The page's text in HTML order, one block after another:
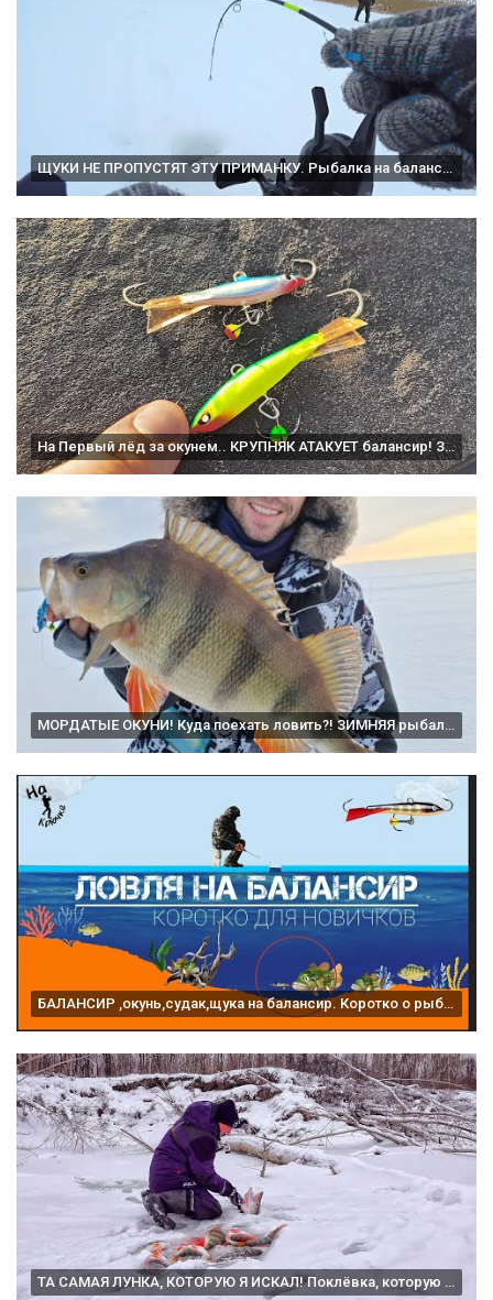
ЩУКИ НЕ ПРОПУСТЯТ ЭТУ ПРИМАНКУ. Рыбалка на балансир в глухозимье на малой реке
На Первый лёд за окунем.. КРУПНЯК АТАКУЕТ балансир! Зимняя рыбалка 2023
МОРДАТЫЕ ОКУНИ! Куда поехать ловить?! ЗИМНЯЯ рыбалка на балансиры, ОГРОМНЫЕ полосатые
БАЛАНСИР ,окунь,судак,щука на балансир. Коротко о рыбалке на балансир новичку!